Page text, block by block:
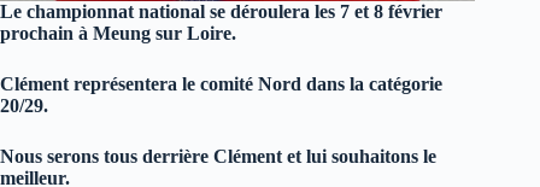
Le championnat national se déroulera les 7 et 8 février
prochain à Meung sur Loire.
Clément représentera le comité Nord dans la catégorie
20/29.
Nous serons tous derrière Clément et lui souhaitons le
meilleur.